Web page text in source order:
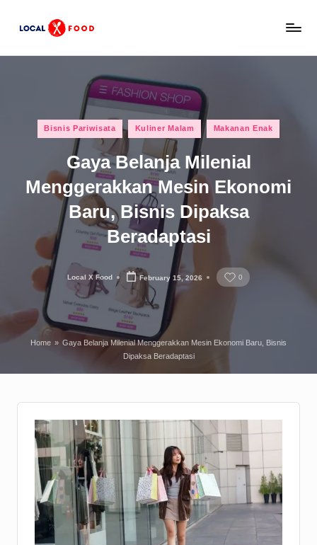
F
Indonesia.
Posted
in
Bisnis Pariwisata Kuliner Malam Makanan Enak
Gaya Belanja Milenial
Menggerakkan Mesin Ekonomi
Baru, Bisnis Dipaksa
Beradaptasi
Posted
by
Local X Food February 15, 2026 0
Home » Gaya Belanja Milenial Menggerakkan Mesin Ekonomi Baru, Bisnis
Dipaksa Beradaptasi